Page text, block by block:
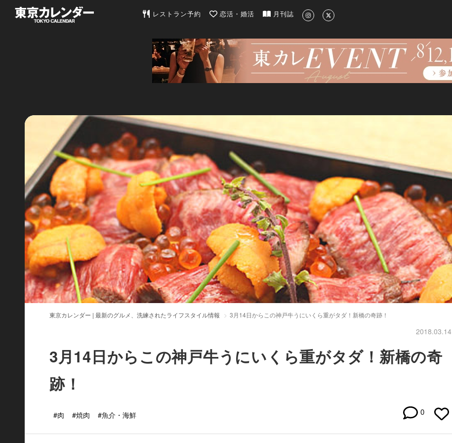
東京カレンダー | 最新のグルメ、洗練されたライフスタイル情報
レストラン予約 恋活・婚活 月刊誌
東京カレンダー | 最新のグルメ、洗練されたライフスタイル情報 3月14日からこの神戸牛うにいくら重がタダ！新橋の奇跡！
2018.03.14
3月14日からこの神戸牛うにいくら重がタダ！新橋の奇
跡！
#肉 #焼肉 #魚介・海鮮 0